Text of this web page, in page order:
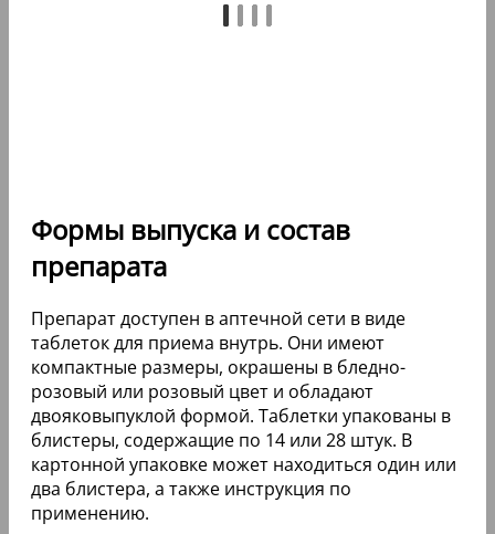
Формы выпуска и состав
препарата
Препарат доступен в аптечной сети в виде
таблеток для приема внутрь. Они имеют
компактные размеры, окрашены в бледно-
розовый или розовый цвет и обладают
двояковыпуклой формой. Таблетки упакованы в
блистеры, содержащие по 14 или 28 штук. В
картонной упаковке может находиться один или
два блистера, а также инструкция по
применению.